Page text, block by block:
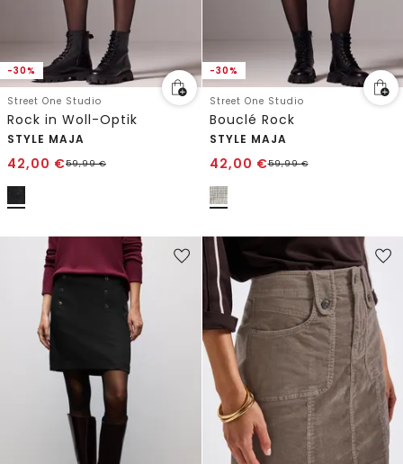
-30%
Street One Studio
Rock in Woll-Optik
STYLE MAJA
42,00 €59,99€
-30%
Street One Studio
Bouclé Rock
STYLE MAJA
42,00 €59,99€